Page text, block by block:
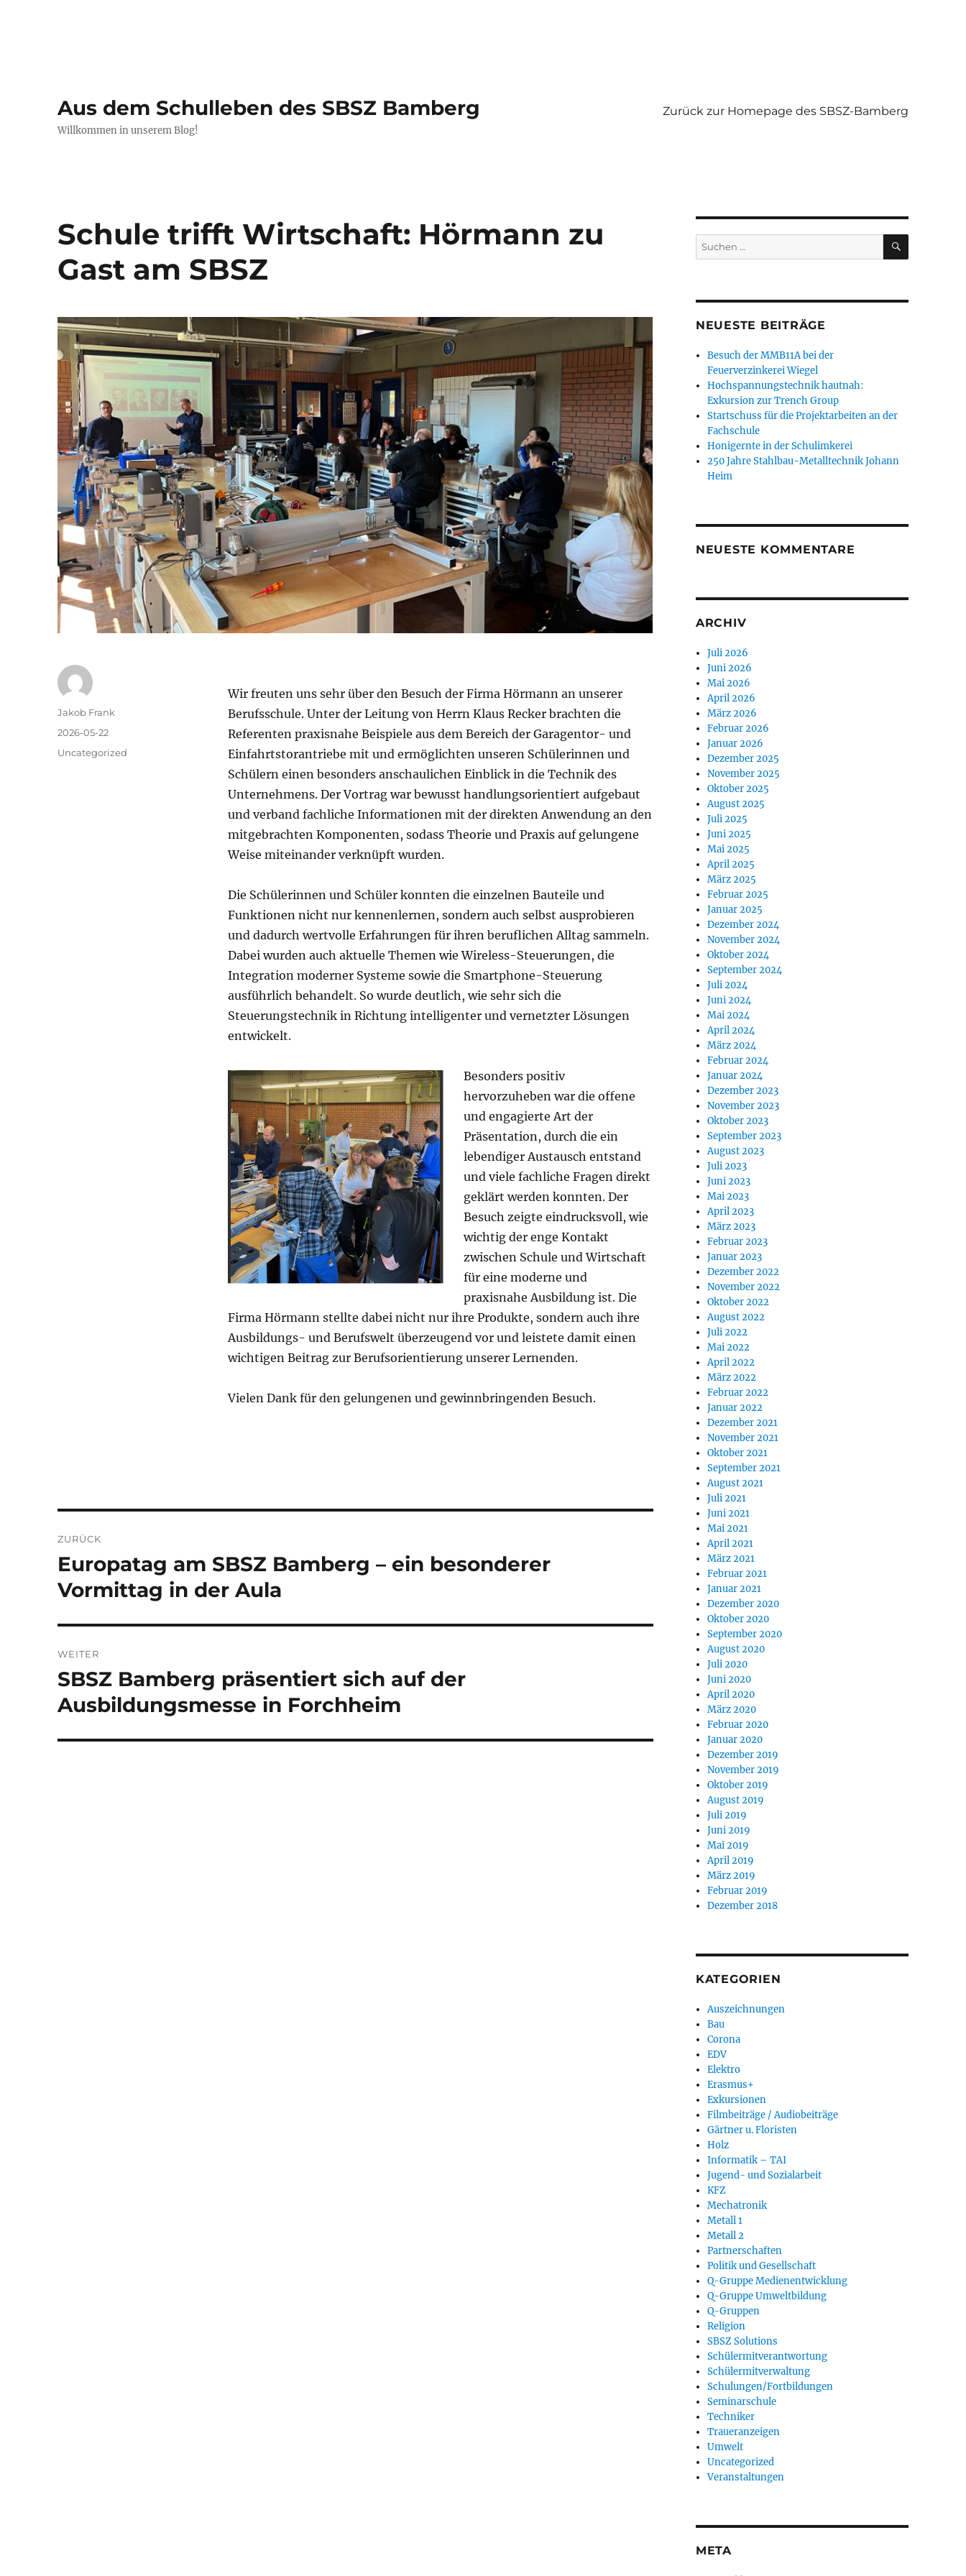
Aus dem Schulleben des SBSZ Bamberg
Willkommen in unserem Blog!
Zurück zur Homepage des SBSZ-Bamberg
Schule trifft Wirtschaft: Hörmann zu
Gast am SBSZ
Wir freuten uns sehr über den Besuch der Firma Hörmann an unserer
Berufsschule. Unter der Leitung von Herrn Klaus Recker brachten die
Referenten praxisnahe Beispiele aus dem Bereich der Garagentor- und
Einfahrtstorantriebe mit und ermöglichten unseren Schülerinnen und
Schülern einen besonders anschaulichen Einblick in die Technik des
Unternehmens. Der Vortrag war bewusst handlungsorientiert aufgebaut
und verband fachliche Informationen mit der direkten Anwendung an den
mitgebrachten Komponenten, sodass Theorie und Praxis auf gelungene
Weise miteinander verknüpft wurden.
Die Schülerinnen und Schüler konnten die einzelnen Bauteile und
Funktionen nicht nur kennenlernen, sondern auch selbst ausprobieren
und dadurch wertvolle Erfahrungen für ihren beruflichen Alltag sammeln.
Dabei wurden auch aktuelle Themen wie Wireless-Steuerungen, die
Integration moderner Systeme sowie die Smartphone-Steuerung
ausführlich behandelt. So wurde deutlich, wie sehr sich die
Steuerungstechnik in Richtung intelligenter und vernetzter Lösungen
entwickelt.
Besonders positiv
hervorzuheben war die offene
und engagierte Art der
Präsentation, durch die ein
lebendiger Austausch entstand
und viele fachliche Fragen direkt
geklärt werden konnten. Der
Besuch zeigte eindrucksvoll, wie
wichtig der enge Kontakt
zwischen Schule und Wirtschaft
für eine moderne und
praxisnahe Ausbildung ist. Die
Firma Hörmann stellte dabei nicht nur ihre Produkte, sondern auch ihre
Ausbildungs- und Berufswelt überzeugend vor und leistete damit einen
wichtigen Beitrag zur Berufsorientierung unserer Lernenden.
Vielen Dank für den gelungenen und gewinnbringenden Besuch.
Autor
Jakob Frank
Veröffentlicht
2026-05-22
Kategorien
Uncategorized
ZURÜCK
Vorheriger
Beitrag:
Europatag am SBSZ Bamberg – ein besonderer
Vormittag in der Aula
WEITER
Nächster
Beitrag:
SBSZ Bamberg präsentiert sich auf der
Ausbildungsmesse in Forchheim
Suchen
nach:
SUCHEN
NEUESTE BEITRÄGE
Besuch der MMB11A bei der
Feuerverzinkerei Wiegel
Hochspannungstechnik hautnah:
Exkursion zur Trench Group
Startschuss für die Projektarbeiten an der
Fachschule
Honigernte in der Schulimkerei
250 Jahre Stahlbau-Metalltechnik Johann
Heim
NEUESTE KOMMENTARE
ARCHIV
Juli 2026
Juni 2026
Mai 2026
April 2026
März 2026
Februar 2026
Januar 2026
Dezember 2025
November 2025
Oktober 2025
August 2025
Juli 2025
Juni 2025
Mai 2025
April 2025
März 2025
Februar 2025
Januar 2025
Dezember 2024
November 2024
Oktober 2024
September 2024
Juli 2024
Juni 2024
Mai 2024
April 2024
März 2024
Februar 2024
Januar 2024
Dezember 2023
November 2023
Oktober 2023
September 2023
August 2023
Juli 2023
Juni 2023
Mai 2023
April 2023
März 2023
Februar 2023
Januar 2023
Dezember 2022
November 2022
Oktober 2022
August 2022
Juli 2022
Mai 2022
April 2022
März 2022
Februar 2022
Januar 2022
Dezember 2021
November 2021
Oktober 2021
September 2021
August 2021
Juli 2021
Juni 2021
Mai 2021
April 2021
März 2021
Februar 2021
Januar 2021
Dezember 2020
Oktober 2020
September 2020
August 2020
Juli 2020
Juni 2020
April 2020
März 2020
Februar 2020
Januar 2020
Dezember 2019
November 2019
Oktober 2019
August 2019
Juli 2019
Juni 2019
Mai 2019
April 2019
März 2019
Februar 2019
Dezember 2018
KATEGORIEN
Auszeichnungen
Bau
Corona
EDV
Elektro
Erasmus+
Exkursionen
Filmbeiträge / Audiobeiträge
Gärtner u. Floristen
Holz
Informatik – TAI
Jugend- und Sozialarbeit
KFZ
Mechatronik
Metall 1
Metall 2
Partnerschaften
Politik und Gesellschaft
Q-Gruppe Medienentwicklung
Q-Gruppe Umweltbildung
Q-Gruppen
Religion
SBSZ Solutions
Schülermitverantwortung
Schülermitverwaltung
Schulungen/Fortbildungen
Seminarschule
Techniker
Traueranzeigen
Umwelt
Uncategorized
Veranstaltungen
META